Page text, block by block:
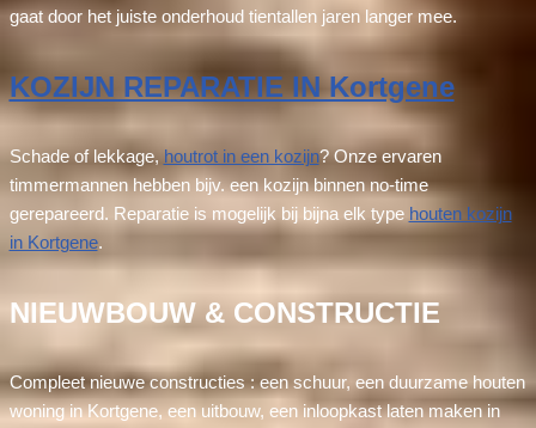
gaat door het juiste onderhoud tientallen jaren langer mee.
KOZIJN REPARATIE IN Kortgene
Schade of lekkage, houtrot in een kozijn? Onze ervaren
timmermannen hebben bijv. een kozijn binnen no-time
gerepareerd. Reparatie is mogelijk bij bijna elk type houten kozijn
in Kortgene.
NIEUWBOUW & CONSTRUCTIE
Compleet nieuwe constructies : een schuur, een duurzame houten
woning in Kortgene, een uitbouw, een inloopkast laten maken in